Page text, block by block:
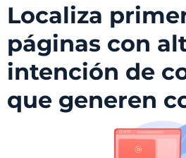
Localiza
páginas con
intención de
que generen